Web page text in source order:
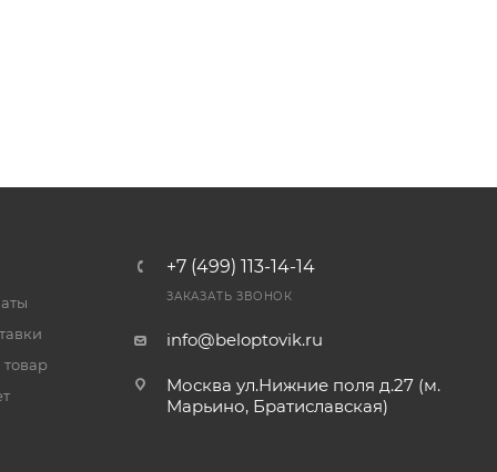
+7 (499) 113-14-14
ЗАКАЗАТЬ ЗВОНОК
info@beloptovik.ru
Москва ул.Нижние поля д.27 (м.
Марьино, Братиславская)